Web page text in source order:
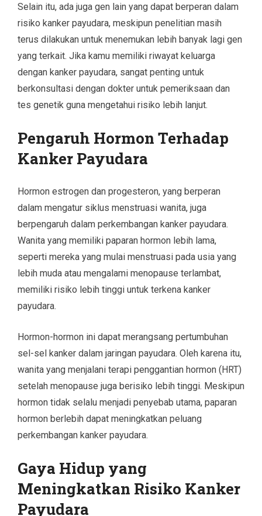
Selain itu, ada juga gen lain yang dapat berperan dalam
risiko kanker payudara, meskipun penelitian masih
terus dilakukan untuk menemukan lebih banyak lagi gen
yang terkait. Jika kamu memiliki riwayat keluarga
dengan kanker payudara, sangat penting untuk
berkonsultasi dengan dokter untuk pemeriksaan dan
tes genetik guna mengetahui risiko lebih lanjut.
Pengaruh Hormon Terhadap
Kanker Payudara
Hormon estrogen dan progesteron, yang berperan
dalam mengatur siklus menstruasi wanita, juga
berpengaruh dalam perkembangan kanker payudara.
Wanita yang memiliki paparan hormon lebih lama,
seperti mereka yang mulai menstruasi pada usia yang
lebih muda atau mengalami menopause terlambat,
memiliki risiko lebih tinggi untuk terkena kanker
payudara.
Hormon-hormon ini dapat merangsang pertumbuhan
sel-sel kanker dalam jaringan payudara. Oleh karena itu,
wanita yang menjalani terapi penggantian hormon (HRT)
setelah menopause juga berisiko lebih tinggi. Meskipun
hormon tidak selalu menjadi penyebab utama, paparan
hormon berlebih dapat meningkatkan peluang
perkembangan kanker payudara.
Gaya Hidup yang
Meningkatkan Risiko Kanker
Payudara